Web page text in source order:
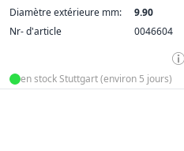
Diamètre extérieure mm:
9.90
Nr- d'article
0046604
en stock Stuttgart (environ 5 jours)